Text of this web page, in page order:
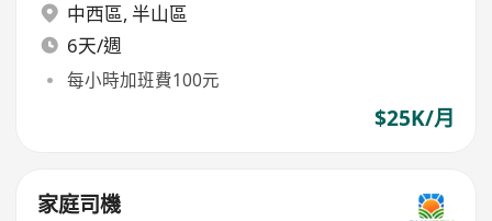
中西區, 半山區
6天/週
每小時加班費100元
$25K/月
家庭司機